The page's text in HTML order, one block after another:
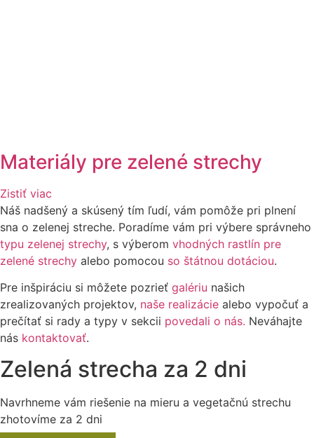
Materiály pre zelené strechy
Zistiť viac
Náš nadšený a skúsený tím ľudí, vám pomôže pri plnení
sna o zelenej streche. Poradíme vám pri výbere správneho
typu zelenej strechy, s výberom vhodných rastlín pre
zelené strechy alebo pomocou so štátnou dotáciou.
Pre inšpiráciu si môžete pozrieť galériu našich
zrealizovaných projektov, naše realizácie alebo vypočuť a
prečítať si rady a typy v sekcii povedali o nás. Neváhajte
nás kontaktovať.
Zelená strecha za 2 dni
Navrhneme vám riešenie na mieru a vegetačnú strechu
zhotovíme za 2 dni